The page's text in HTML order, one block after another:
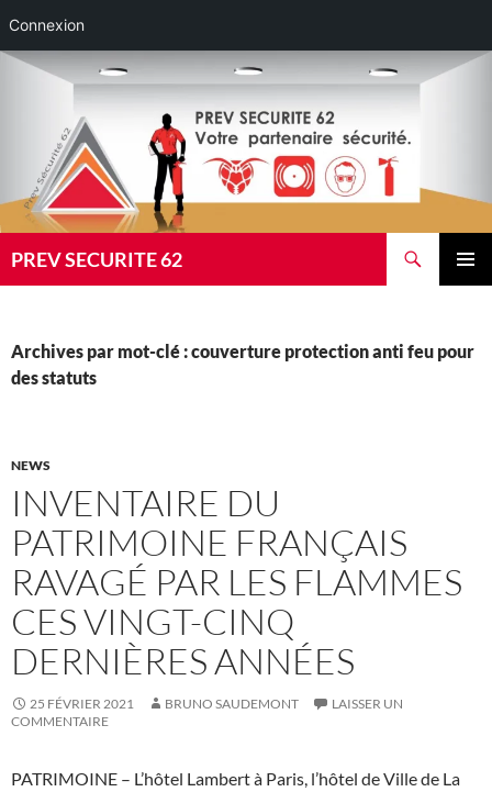
Connexion
Aller
PREV SECURITE 62
Archives par mot-clé : couverture protection anti feu pour
des statuts
NEWS
INVENTAIRE DU
PATRIMOINE FRANÇAIS
RAVAGÉ PAR LES FLAMMES
CES VINGT-CINQ
DERNIÈRES ANNÉES
25 FÉVRIER 2021 BRUNO SAUDEMONT
LAISSER UN
COMMENTAIRE
PATRIMOINE – L’hôtel Lambert à Paris, l’hôtel de Ville de La